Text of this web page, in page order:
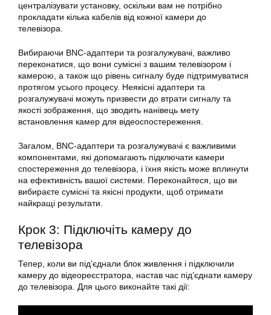
централізувати установку, оскільки вам не потрібно
прокладати кілька кабелів від кожної камери до
телевізора.
Вибираючи BNC-адаптери та розгалужувачі, важливо
переконатися, що вони сумісні з вашим телевізором і
камерою, а також що рівень сигналу буде підтримуватися
протягом усього процесу. Неякісні адаптери та
розгалужувачі можуть призвести до втрати сигналу та
якості зображення, що зводить нанівець мету
встановлення камер для відеоспостереження.
Загалом, BNC-адаптери та розгалужувачі є важливими
компонентами, які допомагають підключати камери
спостереження до телевізора, і їхня якість може вплинути
на ефективність вашої системи. Переконайтеся, що ви
вибираєте сумісні та якісні продукти, щоб отримати
найкращі результати.
Крок 3: Підключіть камеру до
телевізора
Тепер, коли ви під’єднали блок живлення і підключили
камеру до відеореєстратора, настав час під’єднати камеру
до телевізора. Для цього виконайте такі дії: